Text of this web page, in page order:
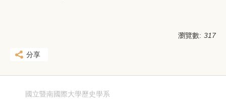
瀏覽數: 317
分享
國立暨南國際大學歷史學系